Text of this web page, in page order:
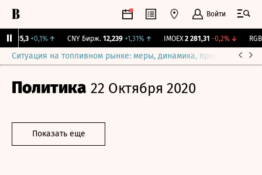
Войти
115,3 +0,1% ↑ CNY Бирж. 12,239 +1,31% ↑ IMOEX 2 281,31 -0,2%↓
Ситуация на топливном рынке: меры, динамика, прогнозы
Политика 22 Октября 2020
Показать еще